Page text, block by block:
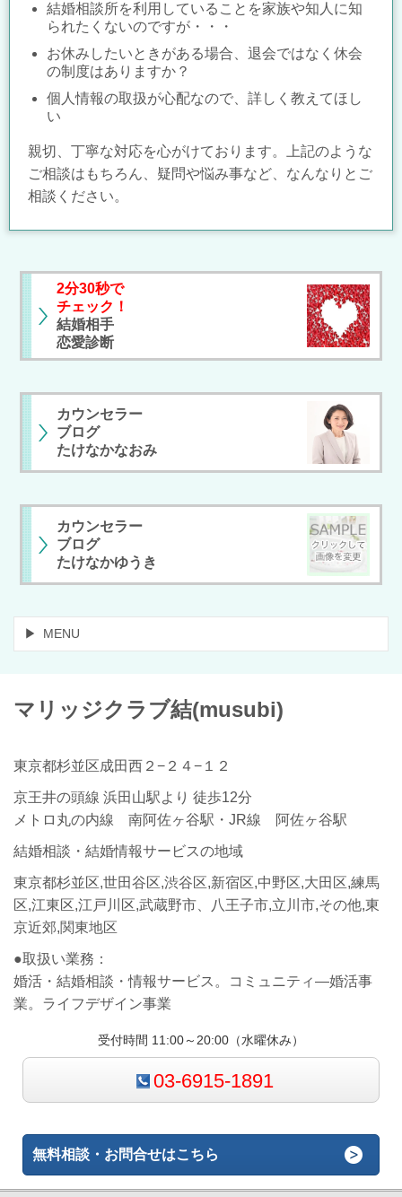
結婚相談所を利用していることを家族や知人に知
られたくないのですが・・・
お休みしたいときがある場合、退会ではなく休会
の制度はありますか？
個人情報の取扱が心配なので、詳しく教えてほし
い
親切、丁寧な対応を心がけております。上記のような
ご相談はもちろん、疑問や悩み事など、なんなりとご
相談ください。
2分30秒で
チェック！
結婚相手
恋愛診断
カウンセラー
ブログ
たけなかなおみ
カウンセラー
ブログ
たけなかゆうき
MENU
マリッジクラブ結(musubi)
東京都杉並区成田西２−２４−１２
京王井の頭線 浜田山駅より 徒歩12分
メトロ丸の内線 南阿佐ヶ谷駅・JR線 阿佐ヶ谷駅
結婚相談・結婚情報サービスの地域
東京都杉並区,世田谷区,渋谷区,新宿区,中野区,大田区,練馬
区,江東区,江戸川区,武蔵野市、八王子市,立川市,その他,東
京近郊,関東地区
●取扱い業務：
婚活・結婚相談・情報サービス。コミュニティ―婚活事
業。ライフデザイン事業
受付時間 11:00～20:00（水曜休み）
03-6915-1891
無料相談・お問合せはこちら